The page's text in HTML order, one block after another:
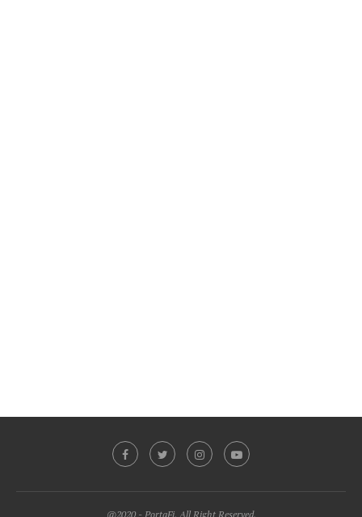
@2020 - PortaFi. All Right Reserved.